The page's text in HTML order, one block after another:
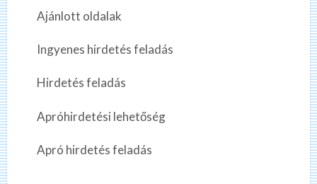
Ajánlott oldalak
Ingyenes hirdetés feladás
Hirdetés feladás
Apróhirdetési lehetőség
Apró hirdetés feladás